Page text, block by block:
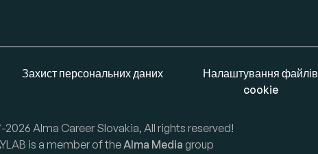
Захист персональних даних
Налаштування файлів
cookie
2026 Alma Career Slovakia, All rights reserved!
is a member of theAlma Media group